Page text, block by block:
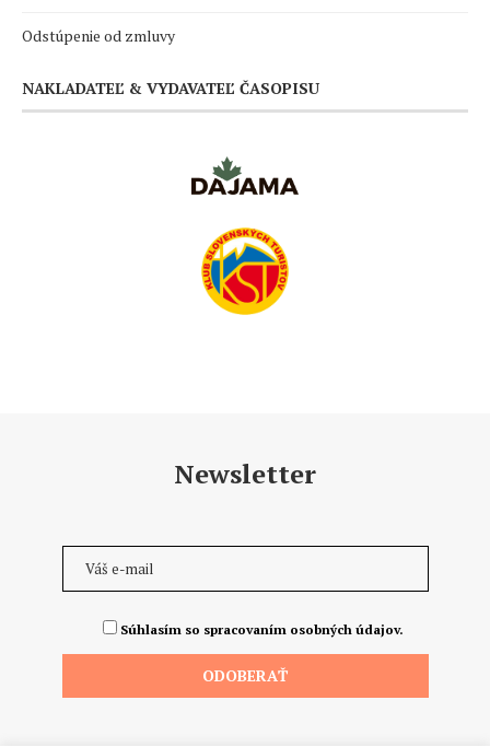
Odstúpenie od zmluvy
NAKLADATEĽ & VYDAVATEĽ ČASOPISU
Newsletter
Súhlasím so spracovaním osobných údajov.